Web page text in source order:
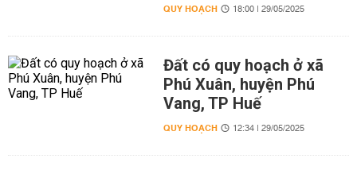
QUY HOẠCH 18:00 | 29/05/2025
Đất có quy hoạch ở xã
Phú Xuân, huyện Phú
Vang, TP Huế
QUY HOẠCH 12:34 | 29/05/2025